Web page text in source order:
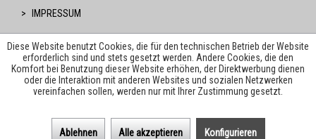
IMPRESSUM
Diese Website benutzt Cookies, die für den technischen Betrieb der Website
erforderlich sind und stets gesetzt werden. Andere Cookies, die den
Komfort bei Benutzung dieser Website erhöhen, der Direktwerbung dienen
oder die Interaktion mit anderen Websites und sozialen Netzwerken
vereinfachen sollen, werden nur mit Ihrer Zustimmung gesetzt.
Ablehnen Alle akzeptieren Konfigurieren